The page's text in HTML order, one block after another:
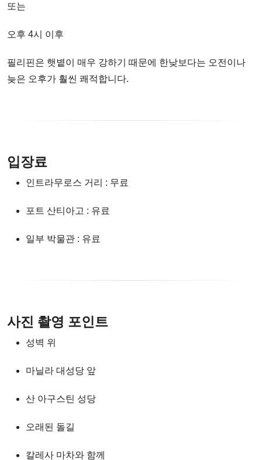
또는
오후 4시 이후
필리핀은 햇볕이 매우 강하기 때문에 한낮보다는 오전이나
늦은 오후가 훨씬 쾌적합니다.
입장료
인트라무로스 거리 : 무료
포트 산티아고 : 유료
일부 박물관 : 유료
사진 촬영 포인트
성벽 위
마닐라 대성당 앞
산 아구스틴 성당
오래된 돌길
칼레사 마차와 함께